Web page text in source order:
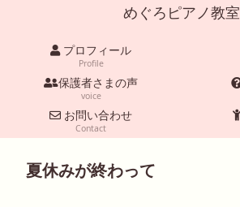
めぐろピアノ教室
プロフィール
Profile
保護者さまの声
voice
お問い合わせ
Contact
夏休みが終わって